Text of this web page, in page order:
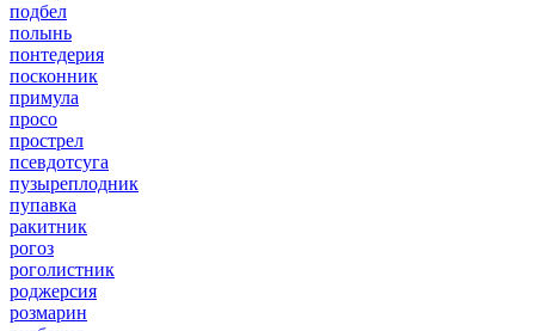
подбел
полынь
понтедерия
посконник
примула
просо
прострел
псевдотсуга
пузыреплодник
пупавка
ракитник
рогоз
роголистник
роджерсия
розмарин